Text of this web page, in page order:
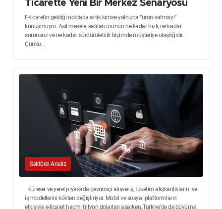
Ticarette Yeni Bir Merkez Senaryosu
E-ticaretin geldiği noktada artık kimse yalnızca “ürün satmayı”
konuşmuyor. Asıl mesele, satılan ürünün ne kadar hızlı, ne kadar
sorunsuz ve ne kadar sürdürülebilir biçimde müşteriye ulaştığıdır.
Çünkü...
Sektörel Analiz
Küresel ve yerel piyasada çevrimiçi alışveriş, tüketim alışkanlıklarını ve
iş modellerini kökten değiştiriyor. Mobil ve sosyal platformların
etkisiyle e-ticaret hacmi trilyon dolarları aşarken, Türkiye’de de büyüme